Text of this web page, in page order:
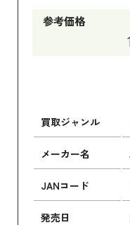
参考価格
買取ジャンル
メーカー名
JANコード
発売日